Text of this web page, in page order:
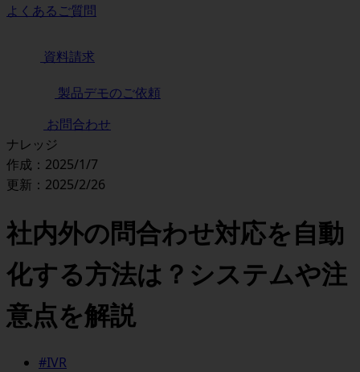
よくあるご質問
資料請求
製品デモのご依頼
お問合わせ
ナレッジ
作成：2025/1/7
更新：2025/2/26
社内外の問合わせ対応を自動
化する方法は？システムや注
意点を解説
#IVR